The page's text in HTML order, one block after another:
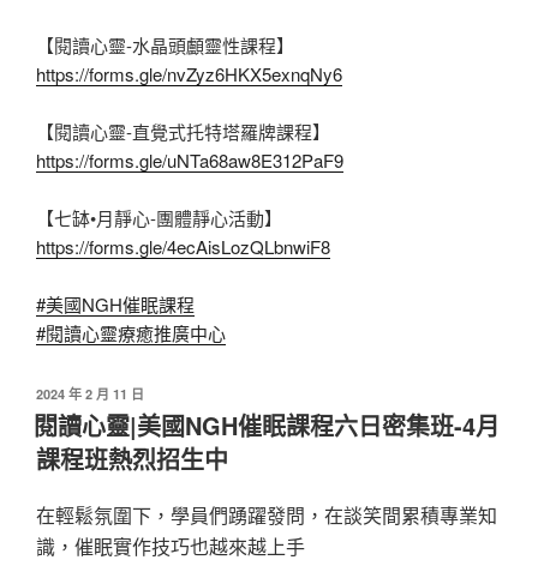
【閱讀心靈-水晶頭顱靈性課程】
https://forms.gle/nvZyz6HKX5exnqNy6
【閱讀心靈-直覺式托特塔羅牌課程】
https://forms.gle/uNTa68aw8E312PaF9
【七缽•月靜心-團體靜心活動】
https://forms.gle/4ecAisLozQLbnwiF8
#美國NGH催眠課程
#閱讀心靈療癒推廣中心
發
佈
於
2024 年 2 月 11 日
閱讀心靈|美國NGH催眠課程六日密集班-4月
課程班熱烈招生中
在輕鬆氛圍下，學員們踴躍發問，在談笑間累積專業知
識，催眠實作技巧也越來越上手